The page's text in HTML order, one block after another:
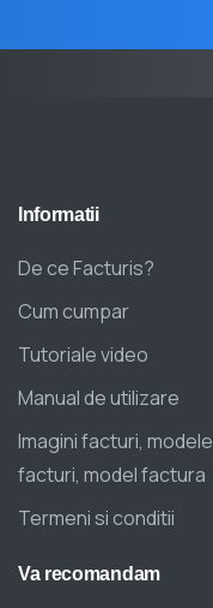
Informatii
De ce Facturis?
Cum cumpar
Tutoriale video
Manual de utilizare
Imagini facturi, modele
facturi, model factura
Termeni si conditii
Va recomandam